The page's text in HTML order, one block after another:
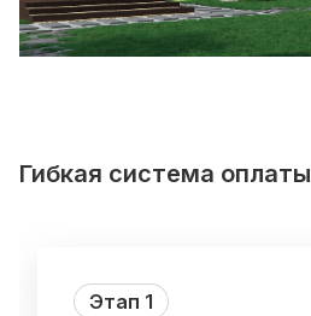
Гибкая система оплаты
Этап 1